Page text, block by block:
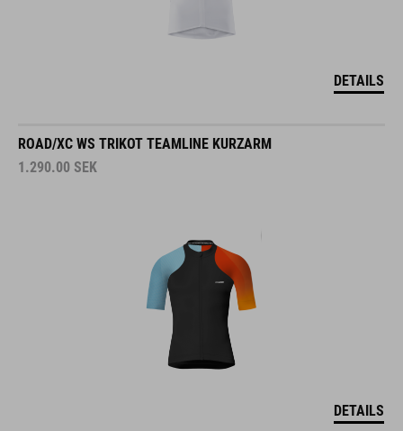
DETAILS
ROAD/XC WS TRIKOT TEAMLINE KURZARM
1.290.00 SEK
DETAILS